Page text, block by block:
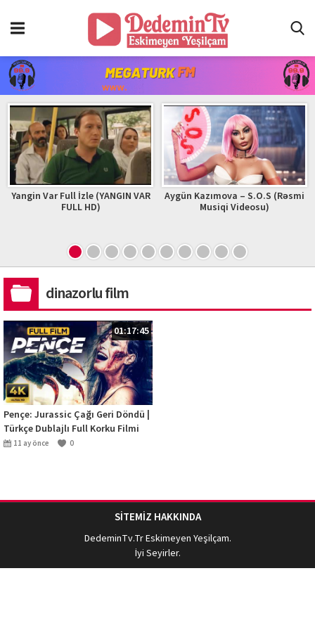
Yangin Var Full İzle (YANGIN VAR
FULL HD)
Aygün Kazımova – S.O.S (Rəsmi
Musiqi Videosu)
dinazorlu film
01:17:45
Pençe: Jurassic Çağı Geri Döndü |
Türkçe Dublajlı Full Korku Filmi
(4K)11 ay önce 0
SİTEMİZ HAKKINDA
DedeminTv.TrEskimeyen Yeşilçam.
İyi Seyirler.